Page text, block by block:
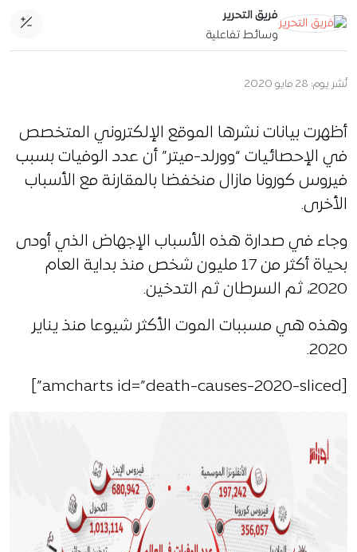
فريق التحرير
وسائط تفاعلية
نُشر يوم: 28 مايو 2020
أظهرت بيانات نشرها الموقع الإلكتروني المتخصص
في الإحصائيات “وورلد-ميتر” أن عدد الوفيات بسبب
فيروس كورونا مازال منخفضا بالمقارنة مع الأسباب
الأخرى.
وجاء في صدارة هذه الأسباب الإجهاض الذي أودى
بحياة أكثر من 17 مليون شخص منذ بداية العام
2020، ثم السرطان ثم التدخين.
وهذه هي مسببات الموت الأكثر شيوعا منذ يناير
2020.